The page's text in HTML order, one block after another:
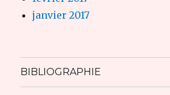
janvier 2017
BIBLIOGRAPHIE